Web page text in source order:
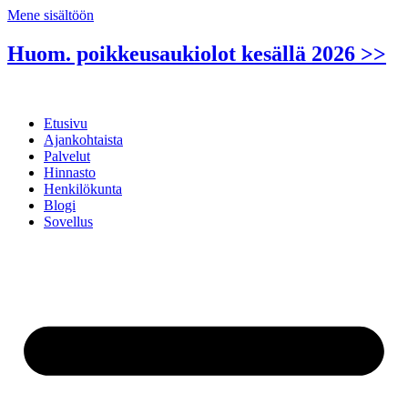
Mene sisältöön
Huom. poikkeusaukiolot kesällä 2026 >>
Etusivu
Ajankohtaista
Palvelut
Hinnasto
Henkilökunta
Blogi
Sovellus